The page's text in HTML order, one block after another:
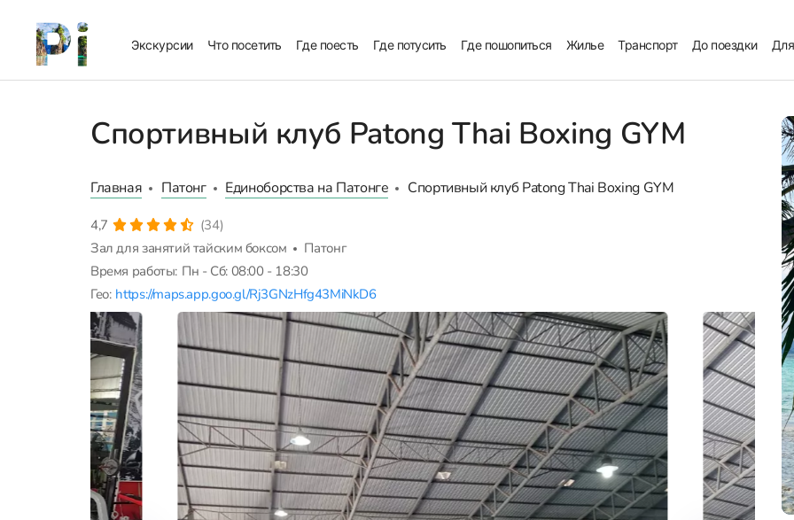
Экскурсии Что посетить Где поесть Где потусить Где пошопиться Жилье Транспорт До поездки
Спортивный клуб Patong Thai Boxing GYM
Главная Патонг Единоборства на Патонге Спортивный клуб Patong Thai Boxing GYM
4,7
(34)
Зал для занятий тайским боксом
Патонг
Время работы: Пн - Сб: 08:00 - 18:30
Гео: https://maps.app.goo.gl/Rj3GNzHfg43MiNkD6